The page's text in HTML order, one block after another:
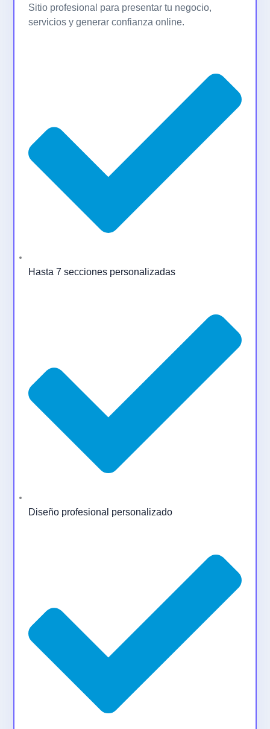
Sitio profesional para presentar tu negocio,
servicios y generar confianza online.
Hasta 7 secciones personalizadas
Diseño profesional personalizado